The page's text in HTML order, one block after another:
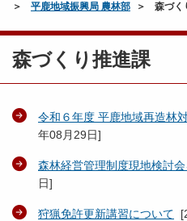
平鹿地域振興局 農林部
森づく
森づくり推進課
令和６年度 平鹿地域再造林
年08月29日]
森林経営管理制度現地検討
日]
狩猟免許更新講習について [